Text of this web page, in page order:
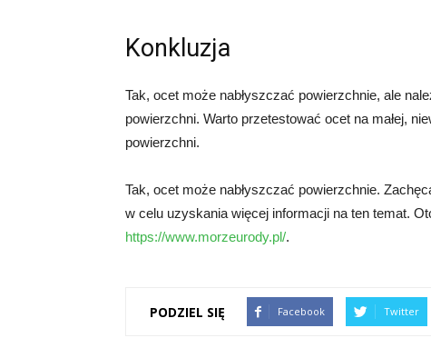
Konkluzja
Tak, ocet może nabłyszczać powierzchnie, ale
powierzchni. Warto przetestować ocet na małej,
powierzchni.
Tak, ocet może nabłyszczać powierzchnie.
w celu uzyskania więcej informacji na ten temat.
https://www.morzeurody.pl/.
PODZIEL SIĘ Facebook Twitter